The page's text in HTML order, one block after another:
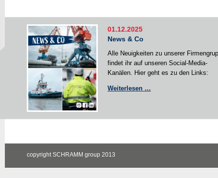
01.12.2025
News & Co
Alle Neuigkeiten zu unserer
findet ihr auf unseren Social-Media-
Kanälen. Hier geht es zu den Links:
Weiterlesen …
copyright SCHRAMM group 2013